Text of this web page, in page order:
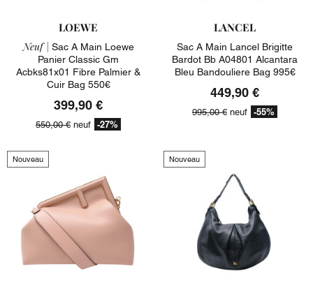
LOEWE
Neuf | Sac A Main Loewe
Panier Classic Gm
Acbks81x01 Fibre Palmier &
Cuir Bag 550€
399,90 €
550,00 € neuf -27%
LANCEL
Sac A Main Lancel Brigitte
Bardot Bb A04801 Alcantara
Bleu Bandouliere Bag 995€
449,90 €
995,00 € neuf -55%
Nouveau Nouveau